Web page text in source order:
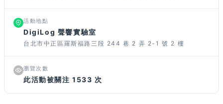
活動地點
DigiLog 聲響實驗室
台北市中正區羅斯福路三段 244 巷 2 弄 2-1 號 2 樓
瀏覽次數
此活動被關注 1533 次